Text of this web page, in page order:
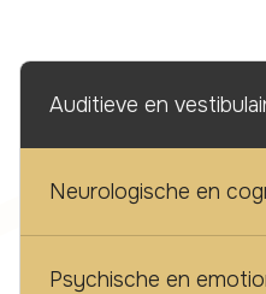
Auditieve en
Neurologische en
Psychische en